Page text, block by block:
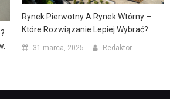
Rynek Pierwotny A Rynek Wtórny –
Które Rozwiązanie Lepiej Wybrać?
31 marca, 2025 Redaktor